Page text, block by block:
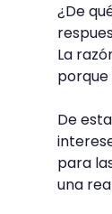
¿De
La
porque
De
para
una